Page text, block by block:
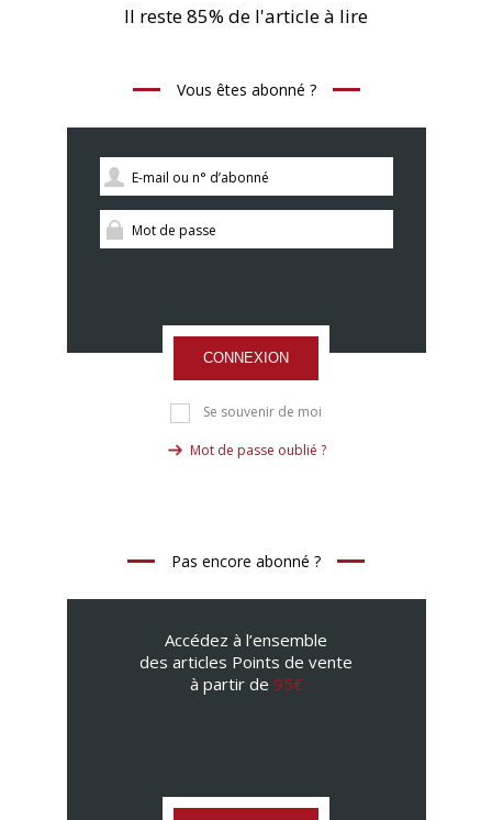
Il reste 85% de l'article à lire
Vous êtes abonné ?
CONNEXION
Se souvenir de moi
Mot de passe oublié ?
Pas encore abonné ?
Accédez à l’ensemble
des articles Points de vente
à partir de 95€